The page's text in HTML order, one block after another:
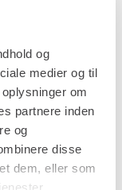
og
medier og til
om
partnere inden
og
disse
dem, eller som
tentorstål
støttemure.
svære
mindre
desuden
med
udføres